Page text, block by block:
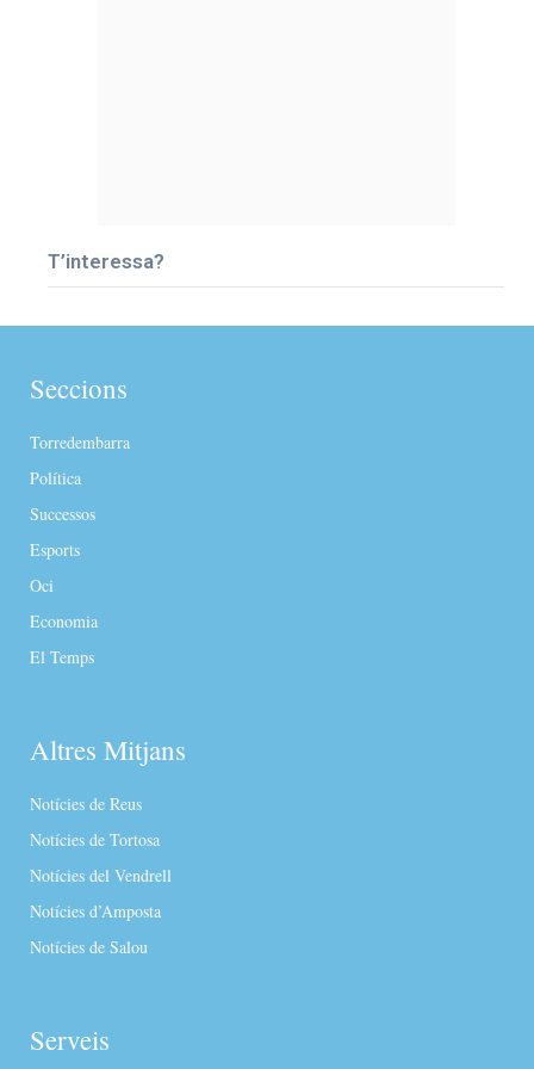
T’interessa?
Seccions
Torredembarra
Política
Successos
Esports
Oci
Economia
El Temps
Altres Mitjans
Notícies de Reus
Notícies de Tortosa
Notícies del Vendrell
Notícies d’Amposta
Notícies de Salou
Serveis